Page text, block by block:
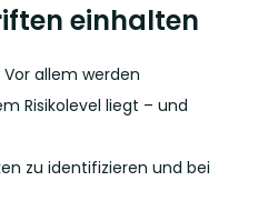
einhalten
allem werden
Risikolevel liegt – und
zu identifizieren und bei